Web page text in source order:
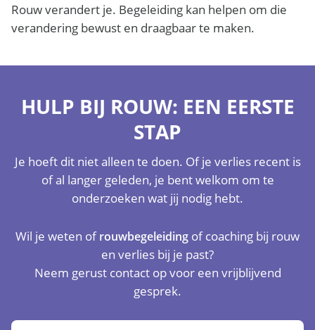
Rouw verandert je. Begeleiding kan helpen om die
verandering bewust en draagbaar te maken.
HULP BIJ ROUW: EEN EERSTE
STAP
Je hoeft dit niet alleen te doen. Of je verlies recent is
of al langer geleden, je bent welkom om te
onderzoeken wat jij nodig hebt.
Wil je weten ofrouwbegeleiding of coaching bij rouw
en verlies bij je past?
Neem gerust contact op voor een vrijblijvend
gesprek.